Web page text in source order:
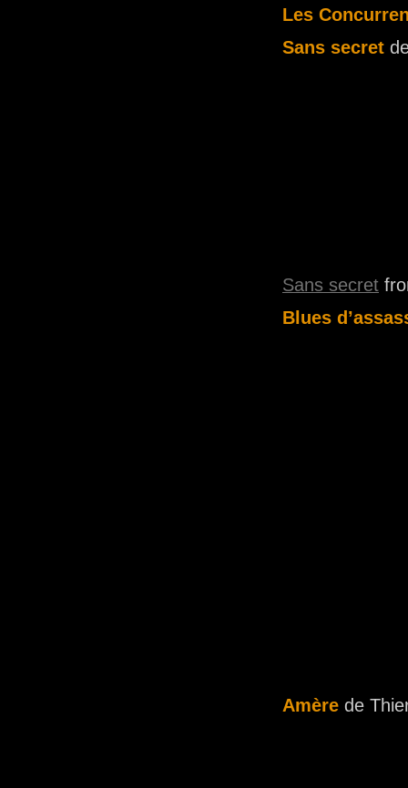
Les
Sans secret
Sans secret
Blues
Amère de